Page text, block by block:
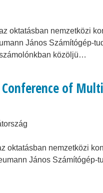
oktatásban nemzetközi
János Számítógép-
közöljü…
of
oktatásban nemzetközi
János Számítógép-